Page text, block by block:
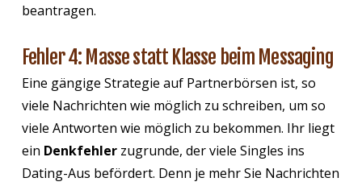
beantragen.
Fehler 4: Masse statt Klasse beim Messaging
Eine gängige Strategie auf Partnerbörsen ist, so
viele Nachrichten wie möglich zu schreiben, um so
viele Antworten wie möglich zu bekommen. Ihr liegt
ein Denkfehlerzugrunde, der viele Singles ins
Dating-Aus befördert. Denn je mehr Sie Nachrichten